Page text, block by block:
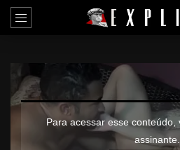
Para acessar esse conteúdo,
assinante.